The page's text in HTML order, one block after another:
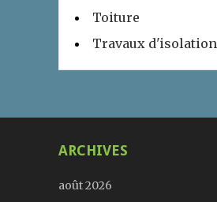
Toiture
Travaux d'isolation
ARCHIVES
août 2026